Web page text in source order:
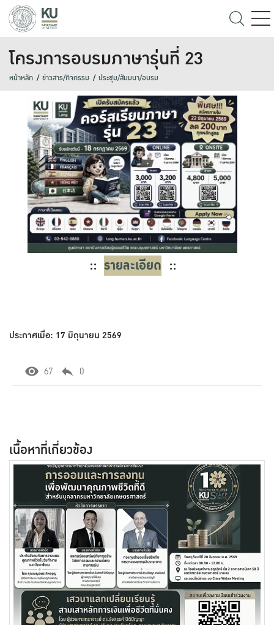
โครงการอบรมภาษารุ่นที่ 23
หน้าหลัก ข่าวสาร/กิจกรรม ประชุม/สัมมนา/อบรม
:: รายละเอียด ::
ประกาศเมื่อ: 17 มิถุนายน 2569
67 0
เนื้อหาที่เกี่ยวข้อง